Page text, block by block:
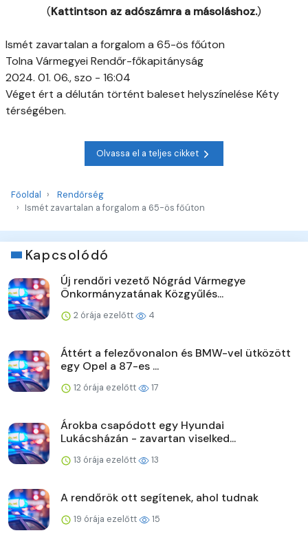
(Kattintson az adószámra a másoláshoz.)
Ismét zavartalan a forgalom a 65-ös főúton
Tolna Vármegyei Rendőr-főkapitányság
2024. 01. 06., szo - 16:04
Véget ért a délután történt baleset helyszínelése Kéty
térségében.
Olvassa el a teljes cikket
Főoldal
Rendőrség
Ismét zavartalan a forgalom a 65-ös főúton
Kapcsolódó
Új rendőri vezető Nógrád Vármegye
Önkormányzatának Közgyűlés...
2 órája ezelőtt 4
Áttért a felezővonalon és BMW-vel ütközött
egy Opel a 87-es ...
12 órája ezelőtt 17
Árokba csapódott egy Hyundai
Lukácsházán - zavartan viselked...
13 órája ezelőtt 13
A rendőrök ott segítenek, ahol tudnak
19 órája ezelőtt 15